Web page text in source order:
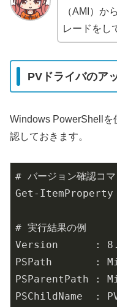
（AMI）か
レードをし
PVドライバのア
Windows PowerShellを
認しておきます。
# バージョン確認コマ
Get-ItemProperty
# 実行結果の例
Version      :
PSPath       :
PSParentPath :
PSChildName  :